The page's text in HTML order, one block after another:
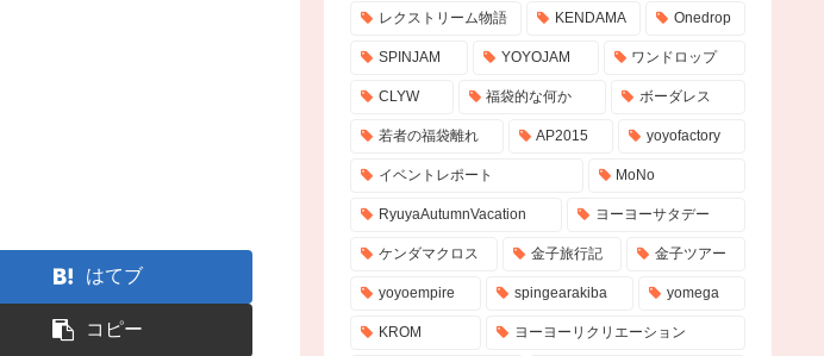
はてブ
コピー
レクストリーム物語 KENDAMA Onedrop
SPINJAM YOYOJAM ワンドロップ
CLYW 福袋的な何か ボーダレス
若者の福袋離れ AP2015 yoyofactory
イベントレポート MoNo
RyuyaAutumnVacation ヨーヨーサタデー
ケンダマクロス 金子旅行記 金子ツアー
yoyoempire spingearakiba yomega
KROM ヨーヨーリクリエーション